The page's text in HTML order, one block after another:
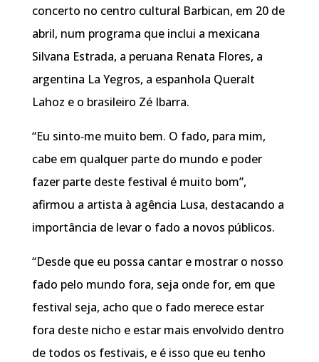
concerto no centro cultural Barbican, em 20 de
abril, num programa que inclui a mexicana
Silvana Estrada, a peruana Renata Flores, a
argentina La Yegros, a espanhola Queralt
Lahoz e o brasileiro Zé Ibarra.
“Eu sinto‑me muito bem. O fado, para mim,
cabe em qualquer parte do mundo e poder
fazer parte deste festival é muito bom”,
afirmou a artista à agência Lusa, destacando a
importância de levar o fado a novos públicos.
“Desde que eu possa cantar e mostrar o nosso
fado pelo mundo fora, seja onde for, em que
festival seja, acho que o fado merece estar
fora deste nicho e estar mais envolvido dentro
de todos os festivais, e é isso que eu tenho